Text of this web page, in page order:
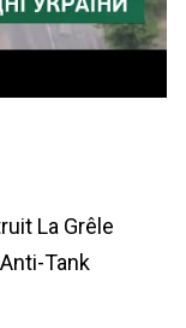
La Grêle
Tank